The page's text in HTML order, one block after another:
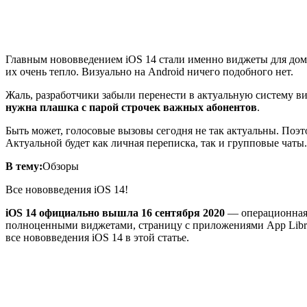
Главным нововведением iOS 14 стали именно виджеты для
их очень тепло. Визуально на Android ничего подобного нет.
Жаль, разработчики забыли перенести в актуальную систему
нужна плашка с парой строчек важных абонентов.
Быть может, голосовые вызовы сегодня не так актуальны.
Актуальной будет как личная переписка, так и групповые чаты.
В тему:Обзоры
Все нововведения iOS 14!
iOS 14 официально вышла 16 сентября 2020 — операционная
полноценными виджетами, страницу с приложениями App
все нововведения iOS 14 в этой статье.